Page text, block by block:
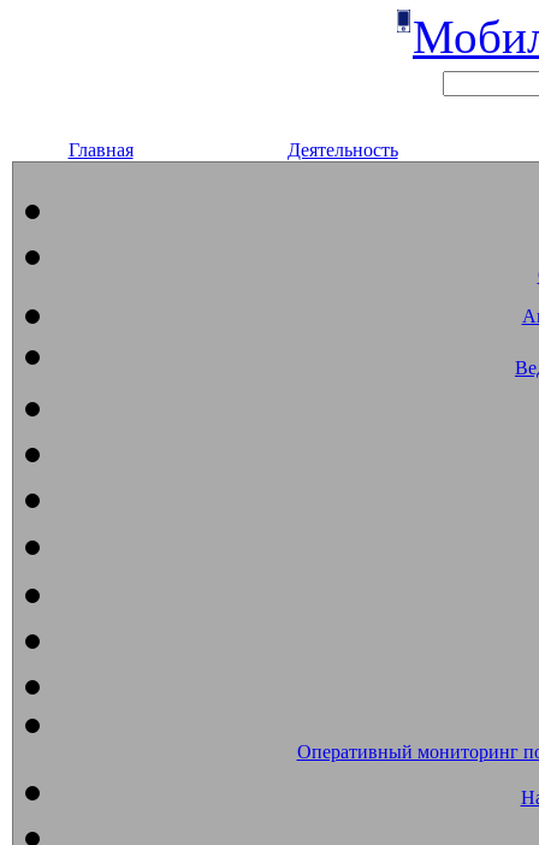
Главная Деятельность
Оперативный мониторинг